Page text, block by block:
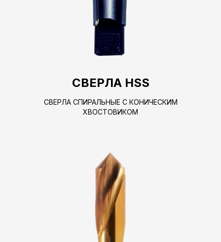
СВЕРЛА HSS
СВЕРЛА СПИРАЛЬНЫЕ С КОНИЧЕСКИМ
ХВОСТОВИКОМ